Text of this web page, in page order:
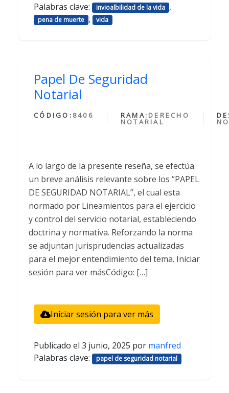
Palabras clave:
invioalbilidad de la vida ,
pena de muerte , vida
Papel De Seguridad
Notarial
CÓDIGO: 8406 RAMA: DERECHO
NOTARIAL
A lo largo de la presente reseña, se efectúa
un breve análisis relevante sobre los “PAPEL
DE SEGURIDAD NOTARIAL”, el cual esta
normado por Lineamientos para el ejercicio
y control del servicio notarial, estableciendo
doctrina y normativa. Reforzando la norma
se adjuntan jurisprudencias actualizadas
para el mejor entendimiento del tema. Iniciar
sesión para ver másCódigo: […]
Iniciar sesión para ver más
Publicado el 3 junio, 2025 por manfred
Palabras clave:
papel de seguridad notarial